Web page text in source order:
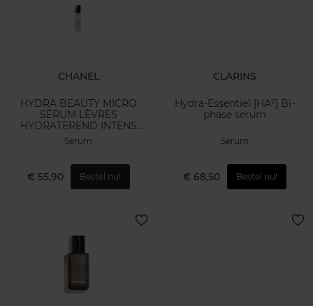
CHANEL
HYDRA BEAUTY MICRO
SÉRUM LÈVRES
HYDRATEREND INTENS
VOLLER MAKEND
Serum
€ 55,90 Bestel nu!
CLARINS
Hydra-Essentiel [HA²] Bi-
phase serum
Serum
€ 68,50 Bestel nu!